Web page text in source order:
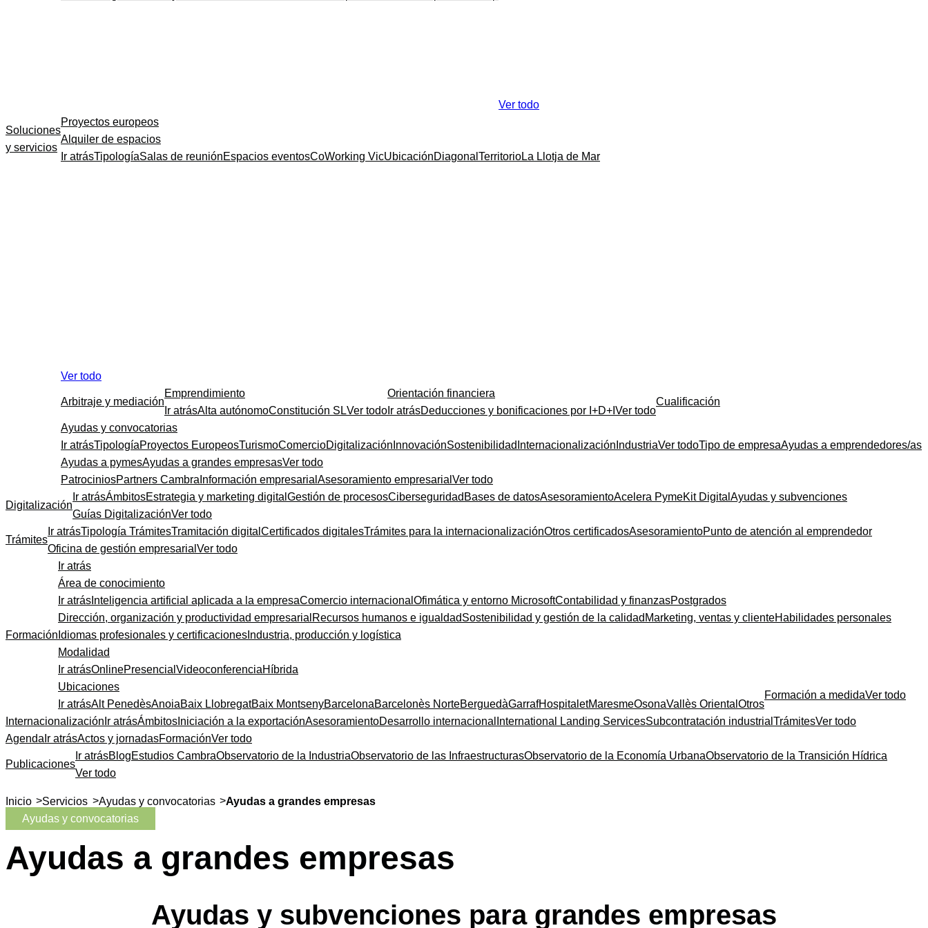
Soluciones
y servicios
Ver todo
Proyectos europeos
Alquiler de espacios
Ir atrásTipologíaSalas de reuniónEspacios eventosCoWorking VicUbicaciónDiagonal TerritorioLa Llotja de Mar
Ver todo
Arbitraje y mediación
Emprendimiento
Ir atrásAlta autónomoConstitución SLVer todo
Orientación financiera
Ir atrásDeducciones y bonificaciones por I+D+I Ver todo
Cualificación
Ayudas y convocatorias
Ir atrásTipologíaProyectos EuropeosTurismoComercioDigitalización InnovaciónSostenibilidad Internacionalización IndustriaVer todoTipo de empresaAyudas a emprendedores/as
Ayudas a pymesAyudas a grandes empresasVer todo
PatrociniosPartners Cambra Información empresarial Asesoramiento empresarial Ver todo
Digitalización
Ir atrásÁmbitosEstrategia y marketing digital Gestión de procesosCiberseguridad Bases de datosAsesoramientoAcelera PymeKit Digital Ayudas y subvenciones
Guías DigitalizaciónVer todo
Trámites
Ir atrásTipología TrámitesTramitación digital Certificados digitalesTrámites para la internacionalizaciónOtros certificadosAsesoramientoPunto de atención al emprendedor
Oficina de gestión empresarial Ver todo
Formación
Ir atrás
Área de conocimiento
Ir atrás Inteligencia artificial aplicada a la empresaComercio internacional Ofimática y entorno MicrosoftContabilidad y finanzasPostgrados
Dirección, organización y productividad empresarial Recursos humanos e igualdadSostenibilidad y gestión de la calidad Marketing, ventas y clienteHabilidades personales
Idiomas profesionales y certificaciones Industria, producción y logística
Modalidad
Ir atrásOnlinePresencial VideoconferenciaHíbrida
Ubicaciones
Ir atrásAlt PenedèsAnoiaBaix LlobregatBaix MontsenyBarcelonaBarcelonès NorteBerguedàGarrafHospitaletMaresmeOsonaVallès Oriental Otros
Formación a medidaVer todo
Internacionalización Ir atrásÁmbitos Iniciación a la exportaciónAsesoramientoDesarrollo internacional International Landing ServicesSubcontratación industrial TrámitesVer todo
Agenda Ir atrásActos y jornadasFormaciónVer todo
Publicaciones
Ir atrásBlogEstudios CambraObservatorio de la IndustriaObservatorio de las InfraestructurasObservatorio de la Economía UrbanaObservatorio de la Transición Hídrica
Ver todo
Inicio >Servicios >Ayudas y convocatorias >Ayudas a grandes empresas
Ayudas y convocatorias
Ayudas a grandes empresas
Ayudas y subvenciones para grandes empresas